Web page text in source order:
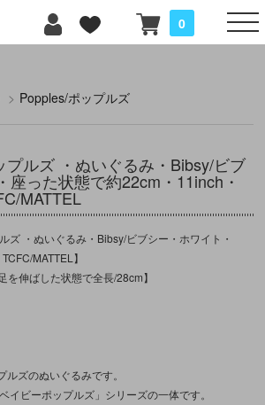
0
> Popples/ポップルズ
ルズ ・ぬいぐるみ・Bibsy/ビブ
座った状態で約22cm・11inch・
MATTEL
ズ ・ぬいぐるみ・Bibsy/ビブシー・ホワイト・
MATTEL】
伸ばした状態で全長/28cm】
ズのぬいぐるみです。
ビーポップルズ」シリーズの一体です。